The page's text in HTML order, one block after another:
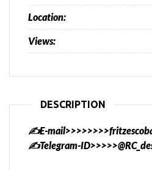
Location:
Views:
DESCRIPTION
✍️E-
✍️Telegram-